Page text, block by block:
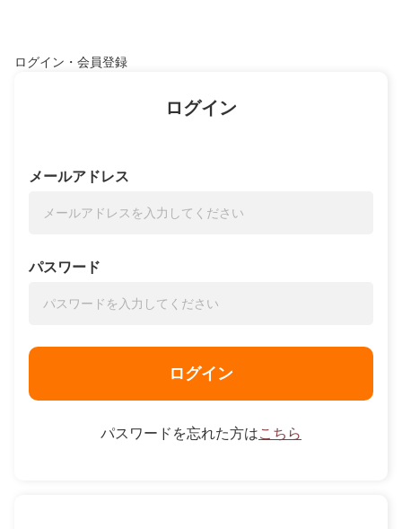
ログイン・会員登録
ログイン
メールアドレス
パスワード
ログイン
パスワードを忘れた方はこちら